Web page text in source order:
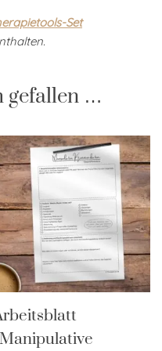
Set
gefallen …